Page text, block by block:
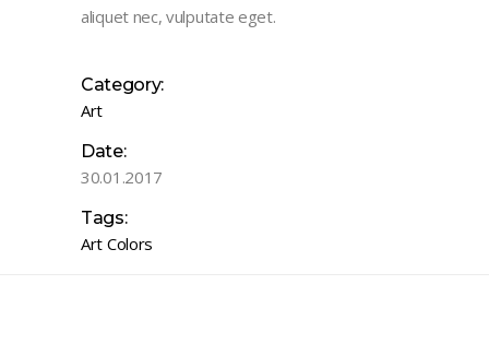
aliquet nec, vulputate eget.
Category:
Art
Date:
30.01.2017
Tags:
Art Colors